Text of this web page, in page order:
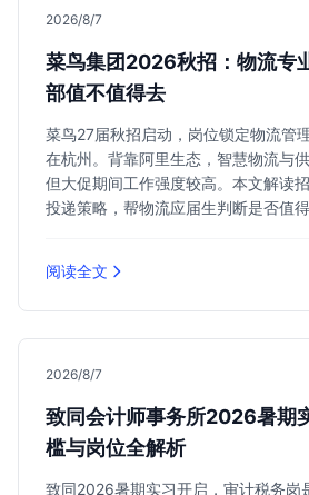
2026/8/7
菜鸟集团2026秋招：物流专
部值不值得去
菜鸟27届秋招启动，岗位锁定物流管
在杭州。背靠阿里生态，智慧物流与
但大促期间工作强度较高。本文解读
投递策略，帮物流应届生判断是否值得
阅读全文
2026/8/7
致同会计师事务所2026暑期
槛与岗位全解析
致同2026暑期实习开启，审计税务岗